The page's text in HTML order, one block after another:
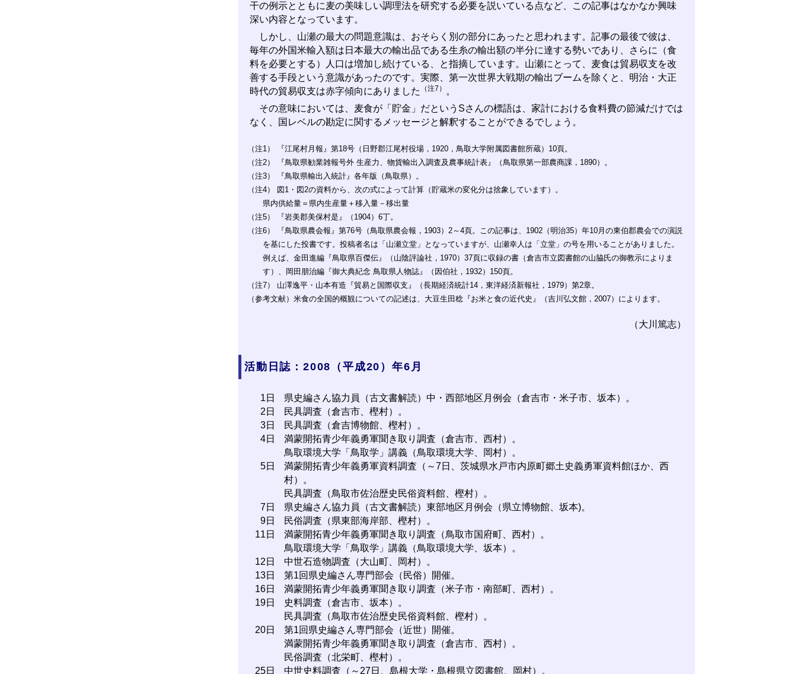
干の例示とともに麦の美味しい調理法を研究する必要を説いている点など、この記事はなかなか興味
深い内容となっています。
しかし、山瀬の最大の問題意識は、おそらく別の部分にあったと思われます。記事の最後で彼は、
毎年の外国米輸入額は日本最大の輸出品である生糸の輸出額の半分に達する勢いであり、さらに（食
料を必要とする）人口は増加し続けている、と指摘しています。山瀬にとって、麦食は貿易収支を改
善する手段という意識があったのです。実際、第一次世界大戦期の輸出ブームを除くと、明治・大正
時代の貿易収支は赤字傾向にありました
（注7）
。
その意味においては、麦食が「貯金」だというSさんの標語は、家計における食料費の節減だけでは
なく、国レベルの勘定に関するメッセージと解釈することができるでしょう。
（注1） 『江尾村月報』第18号（日野郡江尾村役場，1920，鳥取大学附属図書館所蔵）10頁。
（注2） 『鳥取県勧業雑報号外 生産力、物貨輸出入調査及農事統計表』（鳥取県第一部農商課，1890）。
（注3） 『鳥取県輸出入統計』各年版（鳥取県）。
（注4） 図1・図2の資料から、次の式によって計算（貯蔵米の変化分は捨象しています）。
県内供給量＝県内生産量＋移入量－移出量
（注5） 『岩美郡美保村是』（1904）6丁。
（注6） 『鳥取県農会報』第76号（鳥取県農会報，1903）2～4頁。この記事は、1902（明治35）年10月の東伯郡農会での演説
を基にした投書です。投稿者名は「山瀬立堂」となっていますが、山瀬幸人は「立堂」の号を用いることがありました。
例えば、金田進編『鳥取県百傑伝』（山陰評論社，1970）37頁に収録の書（倉吉市立図書館の山脇氏の御教示によりま
す）、岡田朋治編『御大典紀念 鳥取県人物誌』（因伯社，1932）150頁。
（注7） 山澤逸平・山本有造『貿易と国際収支』（長期経済統計14，東洋経済新報社，1979）第2章。
（参考文献）米食の全国的概観についての記述は、大豆生田稔『お米と食の近代史』（吉川弘文館，2007）によります。
（大川篤志）
活動日誌：2008（平成20）年6月
1日
県史編さん協力員（古文書解読）中・西部地区月例会（倉吉市・米子市、坂本）。
2日
民具調査（倉吉市、樫村）。
3日
民具調査（倉吉博物館、樫村）。
4日
満蒙開拓青少年義勇軍聞き取り調査（倉吉市、西村）。
鳥取環境大学「鳥取学」講義（鳥取環境大学、岡村）。
5日
満蒙開拓青少年義勇軍資料調査（～7日、茨城県水戸市内原町郷土史義勇軍資料館ほか、西
村）。
民具調査（鳥取市佐治歴史民俗資料館、樫村）。
7日
県史編さん協力員（古文書解読）東部地区月例会（県立博物館、坂本)。
9日
民俗調査（県東部海岸部、樫村）。
11日
満蒙開拓青少年義勇軍聞き取り調査（鳥取市国府町、西村）。
鳥取環境大学「鳥取学」講義（鳥取環境大学、坂本）。
12日
中世石造物調査（大山町、岡村）。
13日
第1回県史編さん専門部会（民俗）開催。
16日
満蒙開拓青少年義勇軍聞き取り調査（米子市・南部町、西村）。
19日
史料調査（倉吉市、坂本）。
民具調査（鳥取市佐治歴史民俗資料館、樫村）。
20日
第1回県史編さん専門部会（近世）開催。
満蒙開拓青少年義勇軍聞き取り調査（倉吉市、西村）。
民俗調査（北栄町、樫村）。
25日
中世史料調査（～27日、島根大学・島根県立図書館、岡村）。